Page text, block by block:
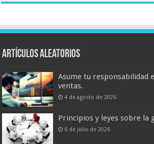
Artículos aleatorios
Asume tu responsabilidad
ventas.
4 de agosto de 2026
Principios y leyes sobre la
6 de julio de 2026